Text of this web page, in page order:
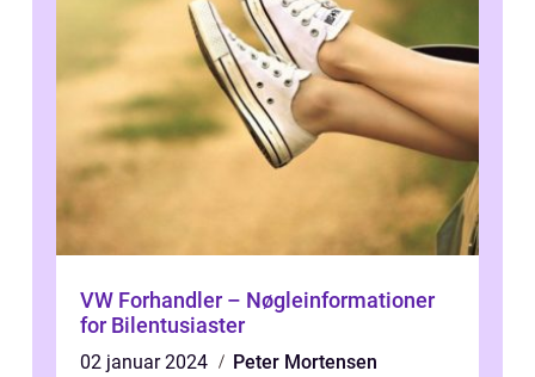
VW Forhandler – Nøgleinformationer
for Bilentusiaster
02 januar 2024
Peter Mortensen